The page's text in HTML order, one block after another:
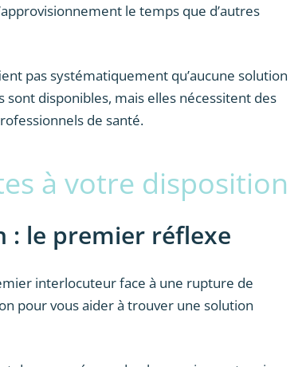
le temps que d’autres
pas systématiquement qu’aucune solution
sont disponibles, mais elles nécessitent des
de santé.
à votre disposition
: le premier réflexe
interlocuteur face à une rupture de
pour vous aider à trouver une solution